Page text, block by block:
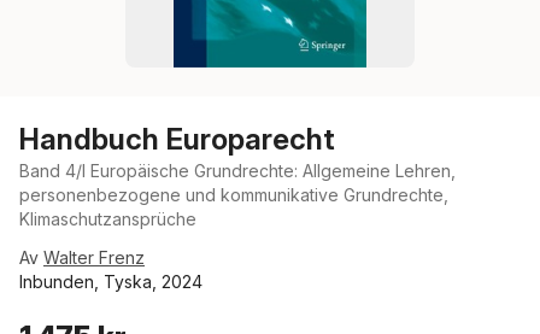
Handbuch Europarecht
Band 4/I Europäische Grundrechte: Allgemeine Lehren,
personenbezogene und kommunikative Grundrechte,
Klimaschutzansprüche
Av Walter Frenz
Inbunden, Tyska, 2024